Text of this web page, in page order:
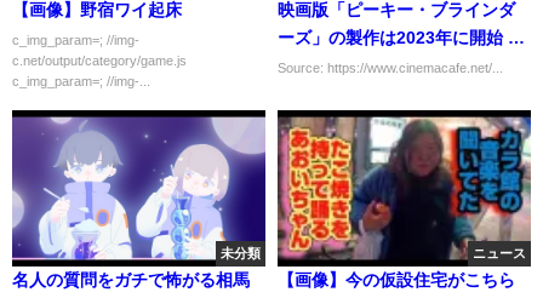
【画像】野宿ワイ起床
c_img_param=; //img-
c.net/output/category/game.js
c_img_param=; //img-...
映画版「ピーキー・ブラインダ
ーズ」の製作は2023年に開始 ス
ピンオフドラマ製作の可能性も
Source: https://www.cinemacafe.net/...
未分類
名人の質問をガチで怖がる相馬
ニュース
【画像】今の仮設住宅がこちら